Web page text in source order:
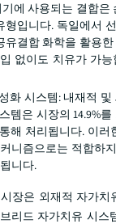
에 사용되는 결합은
형입니다. 독일에서
유결합 화학을 활용
없이도 치유가 가능
화 시스템: 내재적 및
템은 시장의 14.9%를
해 처리됩니다. 이러
니즘으로는 적합하
니다.
장은 외재적 자가치
리드 자가치유 시스